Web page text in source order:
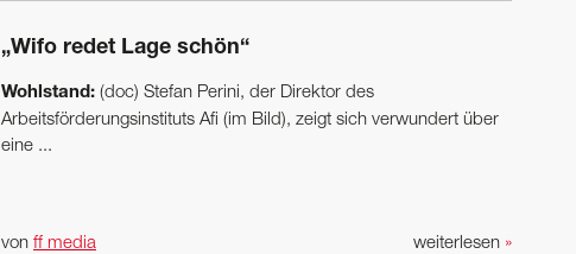
„Wifo redet Lage schön“
Wohlstand: (doc) Stefan Perini, der Direktor des
Arbeitsförderungsinstituts Afi (im Bild), zeigt sich verwundert über
eine ...
weiterlesen »
von ff media